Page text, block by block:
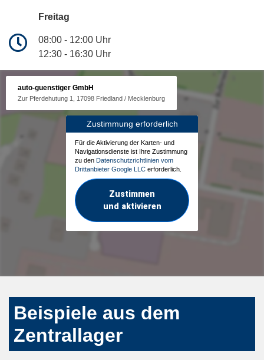
Freitag
08:00 - 12:00 Uhr
12:30 - 16:30 Uhr
auto-guenstiger GmbH
Zur Pferdehutung 1, 17098 Friedland / Mecklenburg
Zustimmung erforderlich
Für die Aktivierung der Karten- und
Navigationsdienste ist Ihre Zustimmung
zu den Datenschutzrichtlinien vom
Drittanbieter Google LLC erforderlich.
Zustimmen
und aktivieren
Beispiele aus dem
Zentrallager